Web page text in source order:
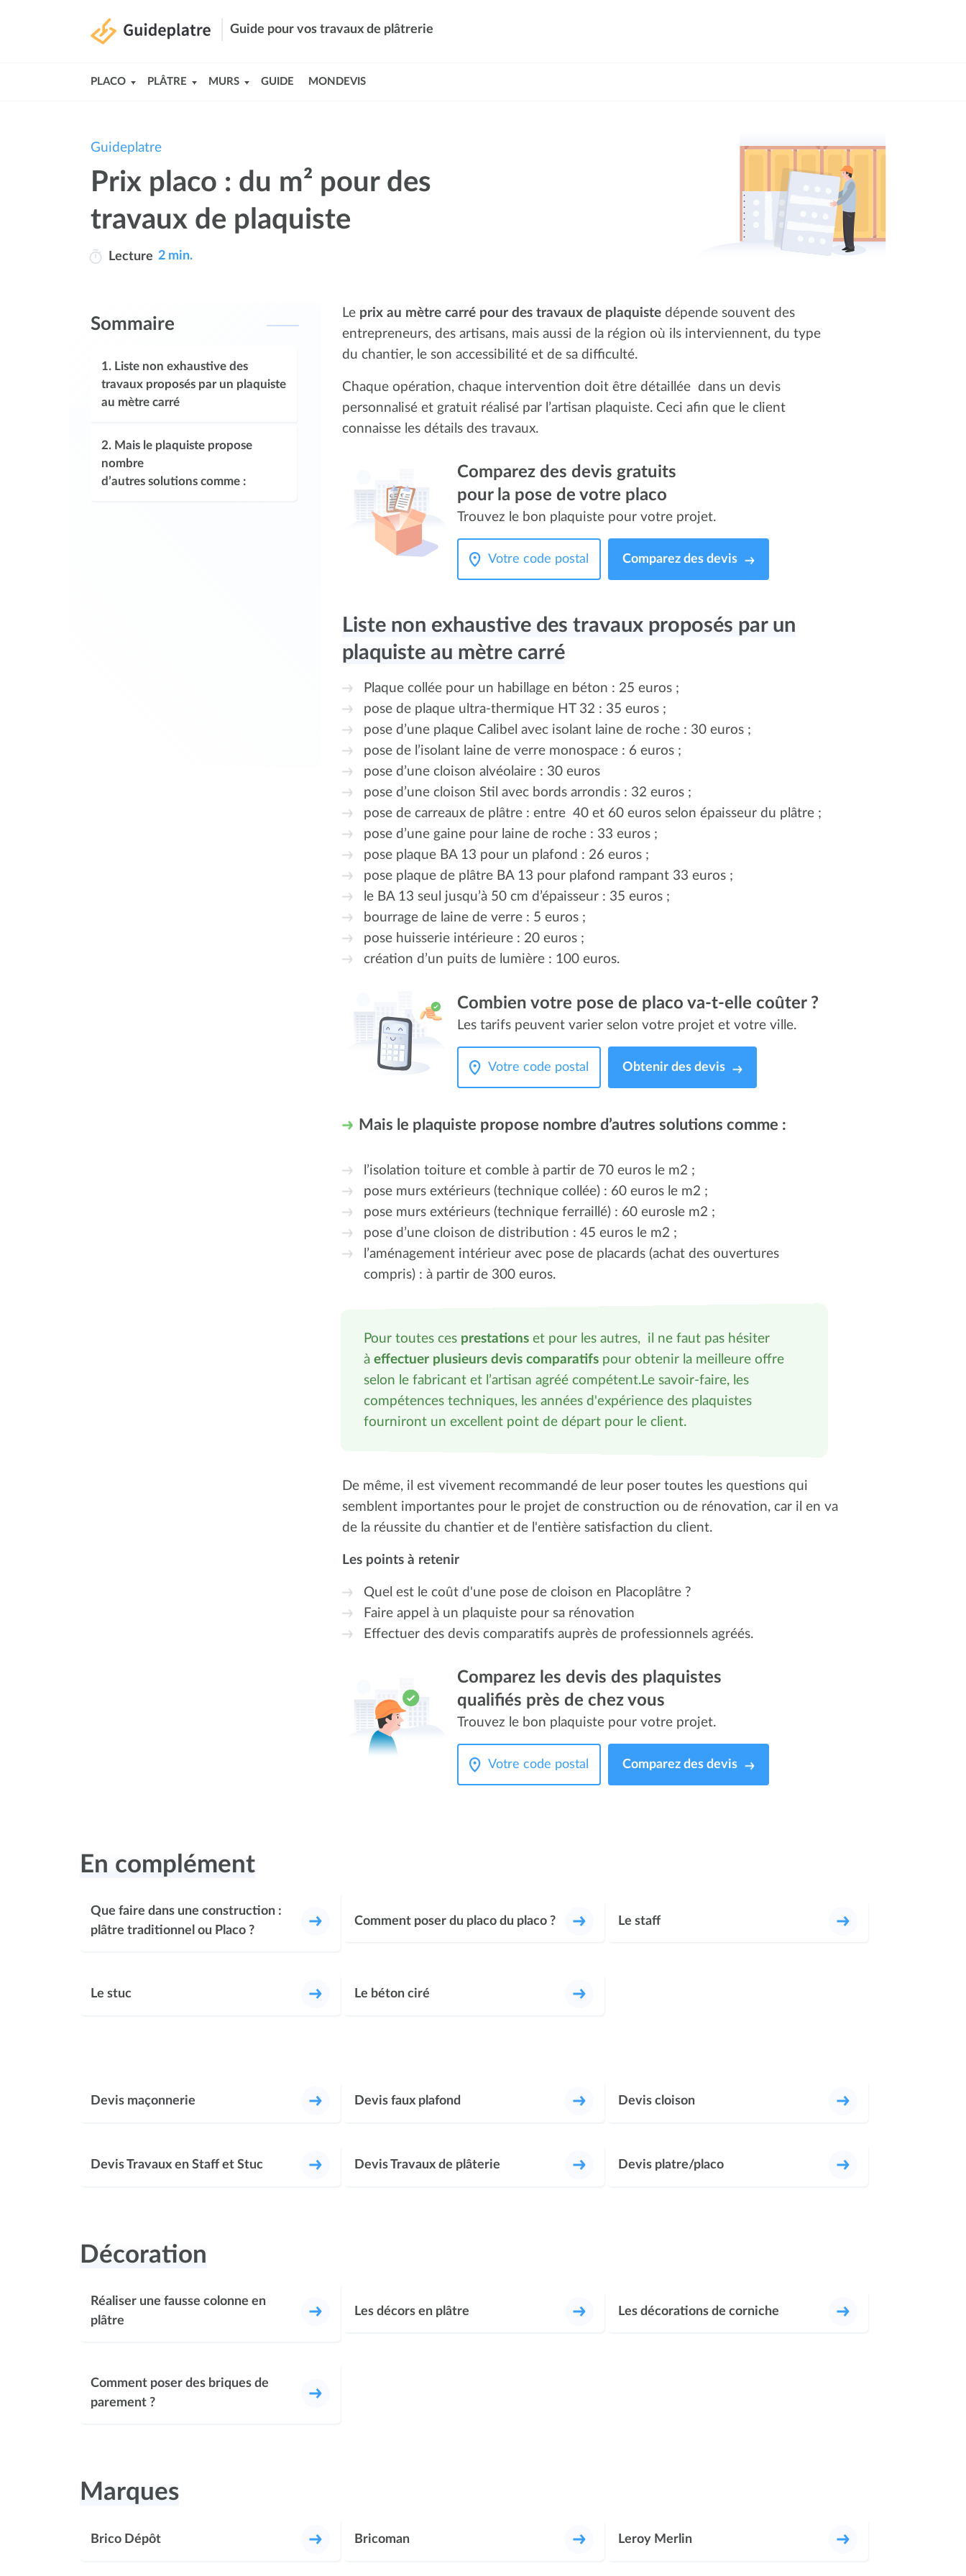
Guide pour vos travaux de plâtrerie
PLACO PLÂTRE MURS GUIDE MONDEVIS
Guideplatre
Prix placo : du m² pour des
travaux de plaquiste
Lecture 2 min.
Sommaire
1. Liste non exhaustive des
travaux proposés par un plaquiste
au mètre carré
2. Mais le plaquiste propose
nombre
d’autres solutions comme :
Le prix au mètre carré pour des travaux de plaquiste dépende souvent des
entrepreneurs, des artisans, mais aussi de la région où ils interviennent, du type
du chantier, le son accessibilité et de sa difficulté.
Chaque opération, chaque intervention doit être détaillée dans un devis
personnalisé et gratuit réalisé par l’artisan plaquiste. Ceci afin que le client
connaisse les détails des travaux.
Comparez des devis gratuits
pour la pose de votre placo
Trouvez le bon plaquiste pour votre projet.
Comparez des devis
Liste non exhaustive des travaux proposés par un
plaquiste au mètre carré
Plaque collée pour un habillage en béton : 25 euros ;
pose de plaque ultra-thermique HT 32 : 35 euros ;
pose d’une plaque Calibel avec isolant laine de roche : 30 euros ;
pose de l’isolant laine de verre monospace : 6 euros ;
pose d’une cloison alvéolaire : 30 euros
pose d’une cloison Stil avec bords arrondis : 32 euros ;
pose de carreaux de plâtre : entre 40 et 60 euros selon épaisseur du plâtre ;
pose d’une gaine pour laine de roche : 33 euros ;
pose plaque BA 13 pour un plafond : 26 euros ;
pose plaque de plâtre BA 13 pour plafond rampant 33 euros ;
le BA 13 seul jusqu’à 50 cm d’épaisseur : 35 euros ;
bourrage de laine de verre : 5 euros ;
pose huisserie intérieure : 20 euros ;
création d’un puits de lumière : 100 euros.
Combien votre pose de placo va-t-elle coûter ?
Les tarifs peuvent varier selon votre projet et votre ville.
Obtenir des devis
Mais le plaquiste propose nombre d’autres solutions comme :
l’isolation toiture et comble à partir de 70 euros le m2 ;
pose murs extérieurs (technique collée) : 60 euros le m2 ;
pose murs extérieurs (technique ferraillé) : 60 eurosle m2 ;
pose d’une cloison de distribution : 45 euros le m2 ;
l’aménagement intérieur avec pose de placards (achat des ouvertures
compris) : à partir de 300 euros.
Pour toutes ces prestations et pour les autres, il ne faut pas hésiter
à effectuer plusieurs devis comparatifs pour obtenir la meilleure offre
selon le fabricant et l’artisan agréé compétent.Le savoir-faire, les
compétences techniques, les années d'expérience des plaquistes
fourniront un excellent point de départ pour le client.
De même, il est vivement recommandé de leur poser toutes les questions qui
semblent importantes pour le projet de construction ou de rénovation, car il en va
de la réussite du chantier et de l'entière satisfaction du client.
Les points à retenir
Quel est le coût d'une pose de cloison en Placoplâtre ?
Faire appel à un plaquiste pour sa rénovation
Effectuer des devis comparatifs auprès de professionnels agréés.
Comparez les devis des plaquistes
qualifiés près de chez vous
Trouvez le bon plaquiste pour votre projet.
Comparez des devis
En complément
Que faire dans une construction :
plâtre traditionnel ou Placo ?
Comment poser du placo du placo ? Le staff
Le stuc Le béton ciré
Devis maçonnerie Devis faux plafond Devis cloison
Devis Travaux en Staff et Stuc Devis Travaux de plâterie Devis platre/placo
Décoration
Réaliser une fausse colonne en
plâtre
Les décors en plâtre Les décorations de corniche
Comment poser des briques de
parement ?
Marques
Brico Dépôt Bricoman Leroy Merlin